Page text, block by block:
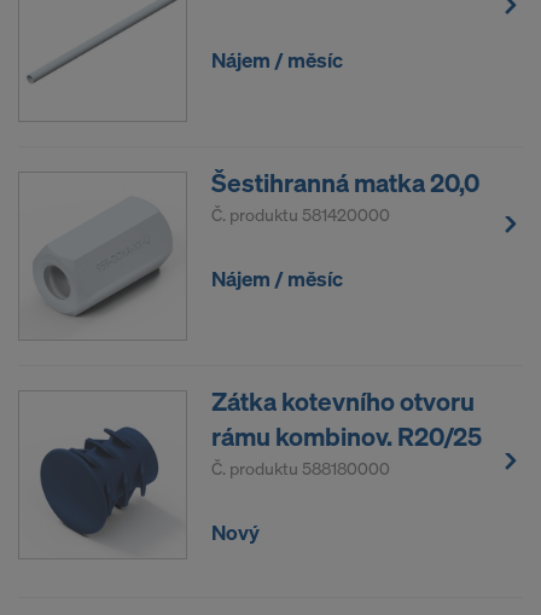
Nájem / měsíc
Šestihranná matka 20,0
Č. produktu 581420000
Nájem / měsíc
Zátka kotevního otvoru
rámu kombinov. R20/25
Č. produktu 588180000
Nový
především IP-adresy („Internet-Protocol-Address“).
S následujícími příjemci spolupracujeme
Google LLC
Microsoft Corporation
Monotype Imaging Holdings Inc.
Rocket Science Group LLC
Sketchfab Inc.
The Trade Desk, Inc.
Potřebujeme Váš výslovný souhlas, abychom
mohli těmto poskytovatelům nadále předávat Vaše
osobní údaje.
V nastavení cookie na webové stránce můžete Váš